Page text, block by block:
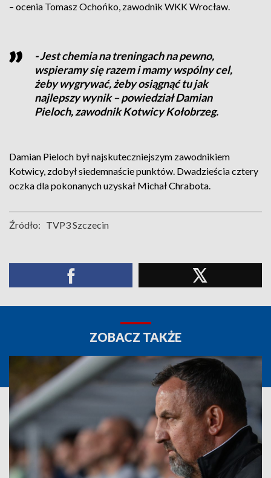
– ocenia Tomasz Ochońko, zawodnik WKK Wrocław.
- Jest chemia na treningach na pewno,
wspieramy się razem i mamy wspólny cel,
żeby wygrywać, żeby osiągnąć tu jak
najlepszy wynik – powiedział Damian
Pieloch, zawodnik Kotwicy Kołobrzeg.
Damian Pieloch był najskuteczniejszym zawodnikiem
Kotwicy, zdobył siedemnaście punktów. Dwadzieścia cztery
oczka dla pokonanych uzyskał Michał Chrabota.
Źródło: TVP3 Szczecin
ZOBACZ TAKŻE